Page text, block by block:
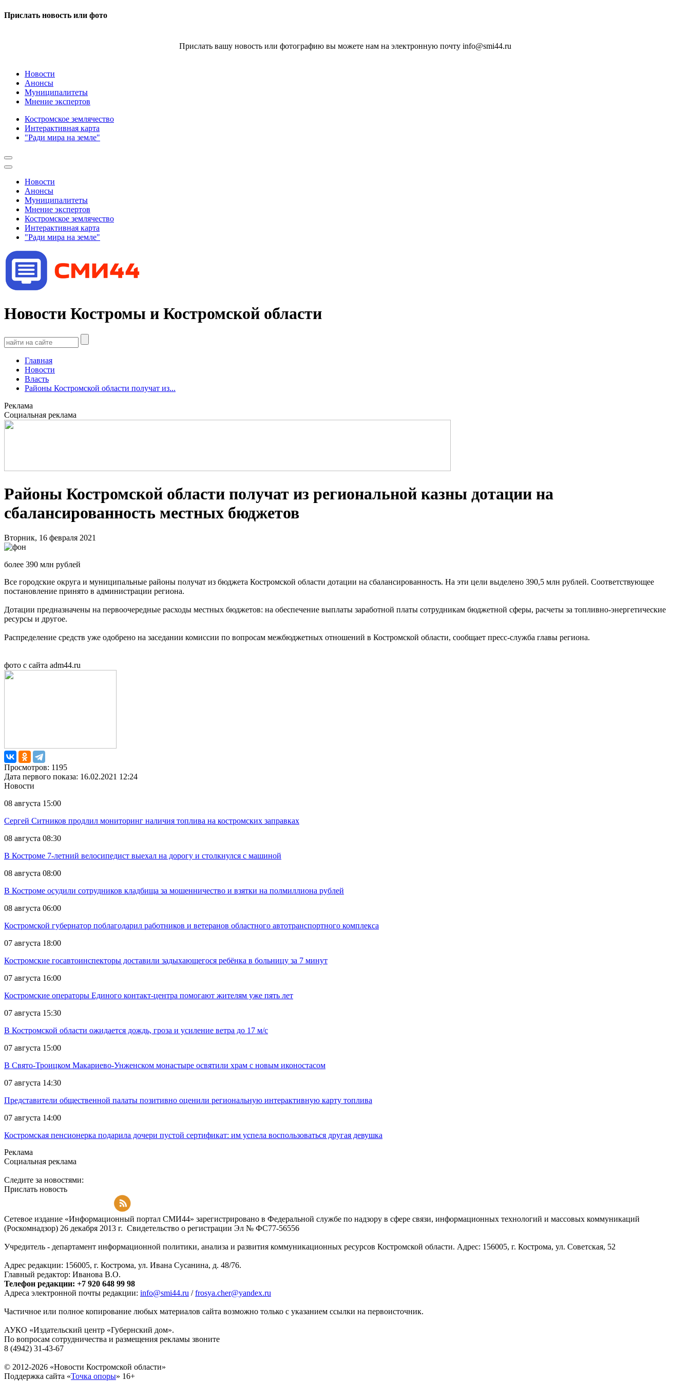
Прислать новость или фото
Прислать вашу новость или фотографию вы можете нам на электронную почту info@smi44.ru
Новости
Анонсы
Муниципалитеты
Мнение экспертов
Костромское землячество
Интерактивная карта
"Ради мира на земле"
Новости
Анонсы
Муниципалитеты
Мнение экспертов
Костромское землячество
Интерактивная карта
"Ради мира на земле"
Новости Костромы и Костромской области
Главная
Новости
Власть
Районы Костромской области получат из...
Реклама
Социальная реклама
Районы Костромской области получат из региональной казны дотации на
сбалансированность местных бюджетов
Вторник, 16 февраля 2021
более 390 млн рублей
Все городские округа и муниципальные районы получат из бюджета Костромской области дотации на сбалансированность. На эти цели выделено 390,5 млн рублей. Соответствующее
постановление принято в администрации региона.
Дотации предназначены на первоочередные расходы местных бюджетов: на обеспечение выплаты заработной платы сотрудникам бюджетной сферы, расчеты за топливно-энергетические
ресурсы и другое.
Распределение средств уже одобрено на заседании комиссии по вопросам межбюджетных отношений в Костромской области, сообщает пресс-служба главы региона.
фото с сайта adm44.ru
Просмотров: 1195
Дата первого показа: 16.02.2021 12:24
Новости
08 августа 15:00
Сергей Ситников продлил мониторинг наличия топлива на костромских заправках
08 августа 08:30
В Костроме 7-летний велосипедист выехал на дорогу и столкнулся с машиной
08 августа 08:00
В Костроме осудили сотрудников кладбища за мошенничество и взятки на полмиллиона рублей
08 августа 06:00
Костромской губернатор поблагодарил работников и ветеранов областного автотранспортного комплекса
07 августа 18:00
Костромские госавтоинспекторы доставили задыхающегося ребёнка в больницу за 7 минут
07 августа 16:00
Костромские операторы Единого контакт-центра помогают жителям уже пять лет
07 августа 15:30
В Костромской области ожидается дождь, гроза и усиление ветра до 17 м/с
07 августа 15:00
В Свято-Троицком Макариево-Унженском монастыре освятили храм с новым иконостасом
07 августа 14:30
Представители общественной палаты позитивно оценили региональную интерактивную карту топлива
07 августа 14:00
Костромская пенсионерка подарила дочери пустой сертификат: им успела воспользоваться другая девушка
Реклама
Социальная реклама
Следите за новостями:
Прислать новость
Сетевое издание «Информационный портал СМИ44» зарегистрировано в Федеральной службе по надзору в сфере связи, информационных технологий и массовых коммуникаций
(Роскомнадзор) 26 декабря 2013 г. Свидетельство о регистрации Эл № ФC77-56556
Учредитель - департамент информационной политики, анализа и развития коммуникационных ресурсов Костромской области. Адрес: 156005, г. Кострома, ул. Советская, 52
Адрес редакции: 156005, г. Кострома, ул. Ивана Сусанина, д. 48/76.
Главный редактор: Иванова В.О.
Телефон редакции: +7 920 648 99 98
Адреса электронной почты редакции: info@smi44.ru /frosya.cher@yandex.ru
Частичное или полное копирование любых материалов сайта возможно только с указанием ссылки на первоисточник.
АУКО «Издательский центр «Губернский дом».
По вопросам сотрудничества и размещения рекламы звоните
8 (4942) 31-43-67
© 2012-2026 «Новости Костромской области»
Поддержка сайта «Точка опоры» 16+